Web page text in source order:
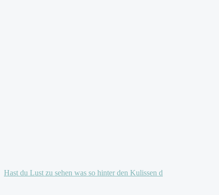
Hast du Lust zu sehen was so hinter den Kulissen d